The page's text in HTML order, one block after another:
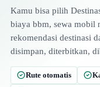
Kamu bisa pilih
biaya bbm, sewa mobil
rekomendasi destinasi
disimpan, diterbitkan,
Rute otomatis